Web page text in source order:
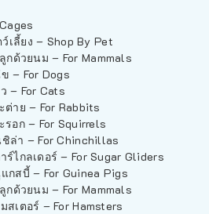
เลี้ยง – Shop By Pet
กด้วยนม – For Mammals
– For Dogs
– For Cats
ต่าย – For Rabbits
รอก – For Squirrels
ล่า – For Chinchillas
ร์ไกลเดอร์ – For Sugar Gliders
กสบี้ – For Guinea Pigs
กด้วยนม – For Mammals
สเตอร์ – For Hamsters